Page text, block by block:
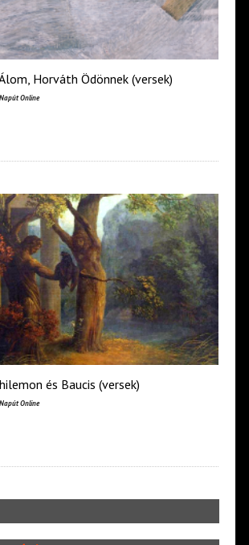
Horváth Ödönnek (versek)
Online
és Baucis (versek)
Online